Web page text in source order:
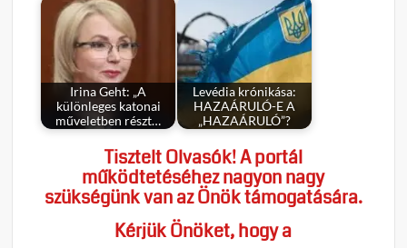
Irina Geht: „A
különleges katonai
műveletben részt…
Levédia krónikása:
HAZAÁRULÓ-E A
„HAZAÁRULÓ”?
Tisztelt Olvasók! A portál
működtetéséhez nagyon nagy
szükségünk van az Önök támogatására.
Kérjük Önöket, hogy a